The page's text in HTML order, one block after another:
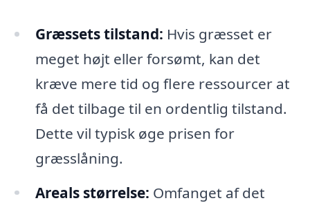
Græssets tilstand: Hvis græsset er
meget højt eller forsømt, kan det
kræve mere tid og flere ressourcer at
få det tilbage til en ordentlig tilstand.
Dette vil typisk øge prisen for
græsslåning.
Areals størrelse: Omfanget af det